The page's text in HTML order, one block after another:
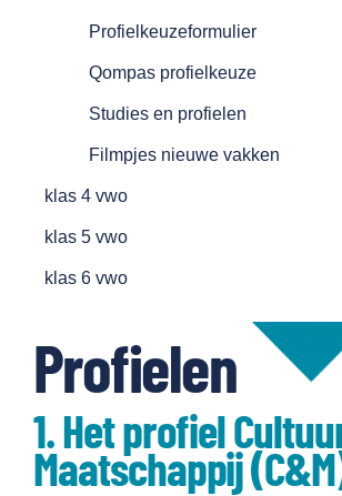
Contact
Profielkeuzeformulier
Qompas profielkeuze
Studies en profielen
Filmpjes nieuwe vakken
klas 4 vwo
klas 5 vwo
klas 6 vwo
Profielen
1. Het profiel
Maatschappij